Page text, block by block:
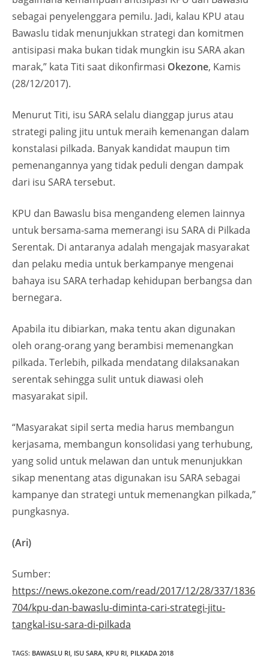
sebagai penyelenggara pemilu. Jadi, kalau KPU atau
Bawaslu tidak menunjukkan strategi dan komitmen
antisipasi maka bukan tidak mungkin isu SARA akan
marak,” kata Titi saat dikonfirmasi Okezone, Kamis
(28/12/2017).
Menurut Titi, isu SARA selalu dianggap jurus atau
strategi paling jitu untuk meraih kemenangan dalam
konstalasi pilkada. Banyak kandidat maupun tim
pemenangannya yang tidak peduli dengan dampak
dari isu SARA tersebut.
KPU dan Bawaslu bisa mengandeng elemen lainnya
untuk bersama-sama memerangi isu SARA di Pilkada
Serentak. Di antaranya adalah mengajak masyarakat
dan pelaku media untuk berkampanye mengenai
bahaya isu SARA terhadap kehidupan berbangsa dan
bernegara.
Apabila itu dibiarkan, maka tentu akan digunakan
oleh orang-orang yang berambisi memenangkan
pilkada. Terlebih, pilkada mendatang dilaksanakan
serentak sehingga sulit untuk diawasi oleh
masyarakat sipil.
“Masyarakat sipil serta media harus membangun
kerjasama, membangun konsolidasi yang terhubung,
yang solid untuk melawan dan untuk menunjukkan
sikap menentang atas digunakan isu SARA sebagai
kampanye dan strategi untuk memenangkan pilkada,”
pungkasnya.
(Ari)
Sumber:
https://news.okezone.com/read/2017/12/28/337/1836
704/kpu-dan-bawaslu-diminta-cari-strategi-jitu-
tangkal-isu-sara-di-pilkada
TAGS: BAWASLU RI ISU SARA KPU RI PILKADA 2018